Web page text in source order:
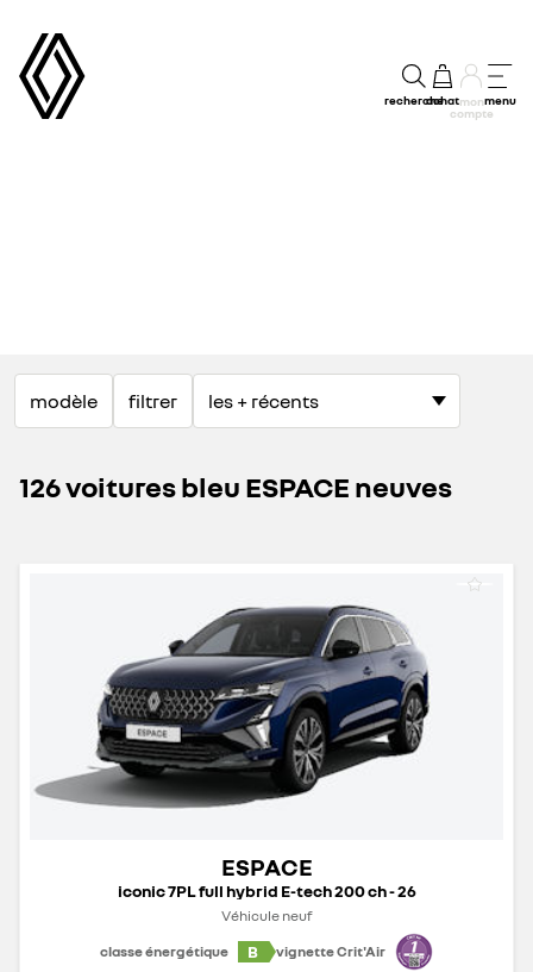
rechercheachatmon
compte
menu
modèle filtrer
126 voitures bleu ESPACE neuves
ESPACE
iconic 7PL full hybrid E-tech 200 ch - 26
Véhicule neuf
classe énergétique
B vignette Crit'Air